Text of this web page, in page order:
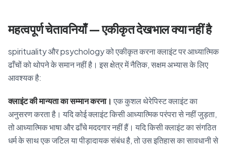
महत्वपूर्ण चेतावनियाँ — एकीकृत देखभाल क्या नहीं है
spirituality और psychology को एकीकृत करना क्लाइंट पर आध्यात्मिक
ढाँचों को थोपने के समान नहीं है। इस क्षेत्र में नैतिक, सक्षम अभ्यास के लिए
आवश्यक है:
क्लाइंट की मान्यता का सम्मान करना। एक कुशल थेरेपिस्ट क्लाइंट का
अनुसरण करता है। यदि कोई क्लाइंट किसी आध्यात्मिक परंपरा से नहीं जुड़ता,
तो आध्यात्मिक भाषा और ढाँचे मददगार नहीं हैं। यदि किसी क्लाइंट का संगठित
धर्म के साथ एक जटिल या पीड़ादायक संबंध है, तो उस इतिहास का सावधानी से